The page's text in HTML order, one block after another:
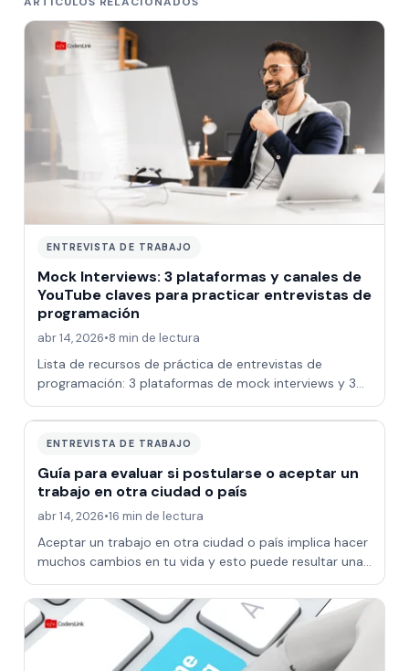
ENTREVISTA DE TRABAJO
Mock Interviews: 3 plataformas y canales de
YouTube claves para practicar entrevistas de
programación
abr 14, 2026•8 min de lectura
Lista de recursos de práctica de entrevistas de
programación: 3 plataformas de mock interviews y 3
canales YouTube para entrevistas técnicas
ENTREVISTA DE TRABAJO
Guía para evaluar si postularse o aceptar un
trabajo en otra ciudad o país
abr 14, 2026•16 min de lectura
Aceptar un trabajo en otra ciudad o país implica hacer
muchos cambios en tu vida y esto puede resultar una
decisión muy difícil pero esta gu…